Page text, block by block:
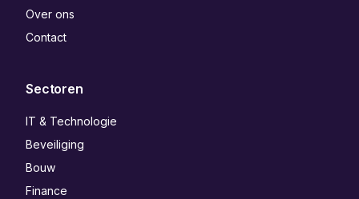
Over ons
Contact
Sectoren
IT & Technologie
Beveiliging
Bouw
Finance